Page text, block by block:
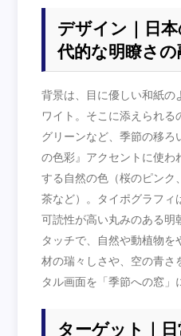
デザイン｜日
代的な明瞭さの
背景は、目に優しい和紙の
ワイト。そこに添えられ
グリーンなど、季節の移ろ
の色彩』アクセントに使わ
する自然の色（桜のピンク
茶など）。タイポグラフィ
可読性が高い丸みのある明
タッチで、自然や動植物
材の瑞々しさや、空の青さ
タル画面を「季節への窓」
ターゲット｜